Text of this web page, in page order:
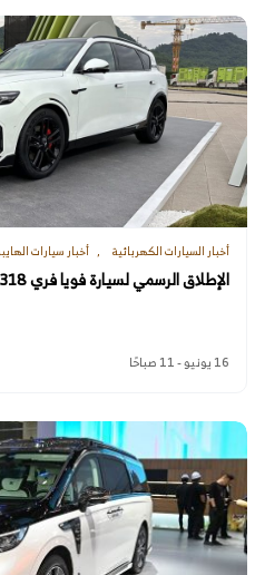
أخبار السيارات الكهربائية أخبار سيارات
الإطلاق الرسمي لسيارة فويا فري 318 الفيس ليفت رسميًا في الصين
16 يونيو - 11 صباحًا